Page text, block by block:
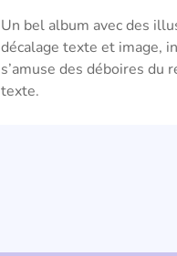
Un bel album avec des
décalage texte et image,
s’amuse des déboires
texte.